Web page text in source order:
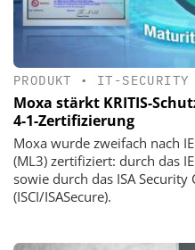
PRODUKT • IT-SECURITY
Moxa stärkt KRITIS-
4-1-Zertifizierung
Moxa wurde zweifach nach
(ML3) zertifiziert: durch das
sowie durch das ISA
(ISCI/ISASecure).